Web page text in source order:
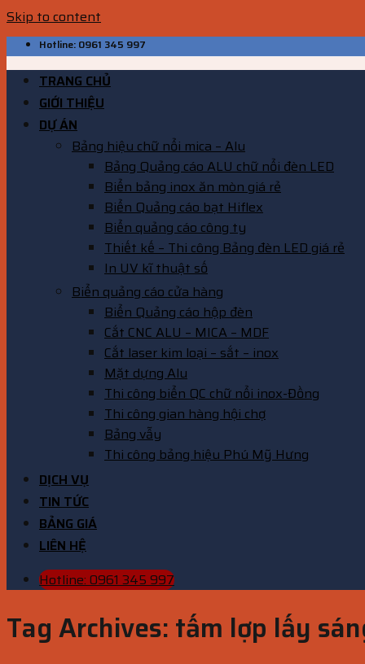
Skip to content
Hotline: 0961 345 997
TRANG CHỦ
GIỚI THIỆU
DỰ ÁN
Bảng hiệu chữ nổi mica – Alu
Bảng Quảng cáo ALU chữ nổi đèn LED
Biển bảng inox ăn mòn giá rẻ
Biển Quảng cáo bạt Hiflex
Biển quảng cáo công ty
Thiết kế – Thi công Bảng đèn LED giá rẻ
In UV kĩ thuật số
Biển quảng cáo cửa hàng
Biển Quảng cáo hộp đèn
Cắt CNC ALU – MICA – MDF
Cắt laser kim loại – sắt – inox
Mặt dựng Alu
Thi công biển QC chữ nổi inox-Đồng
Thi công gian hàng hội chợ
Bảng vẫy
Thi công bảng hiệu Phú Mỹ Hưng
DỊCH VỤ
TIN TỨC
BẢNG GIÁ
LIÊN HỆ
Hotline: 0961 345 997
Tag Archives: tấm lợp lấy